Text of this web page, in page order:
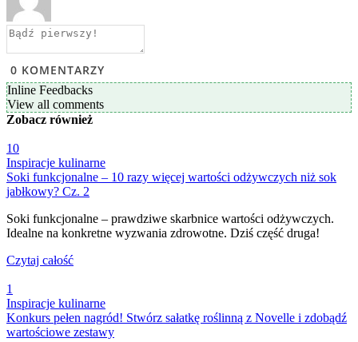
0 KOMENTARZY
Inline Feedbacks
View all comments
Zobacz również
10
Inspiracje kulinarne
Soki funkcjonalne – 10 razy więcej wartości odżywczych niż sok
jabłkowy? Cz. 2
Soki funkcjonalne – prawdziwe skarbnice wartości odżywczych.
Idealne na konkretne wyzwania zdrowotne. Dziś część druga!
Czytaj całość
1
Inspiracje kulinarne
Konkurs pełen nagród! Stwórz sałatkę roślinną z Novelle i zdobądź
wartościowe zestawy